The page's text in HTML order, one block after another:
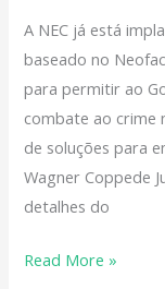
A NEC já está
baseado no
para permitir ao
combate ao crime
de soluções para
Wagner Coppede
detalhes do
fronteiras
Read More »